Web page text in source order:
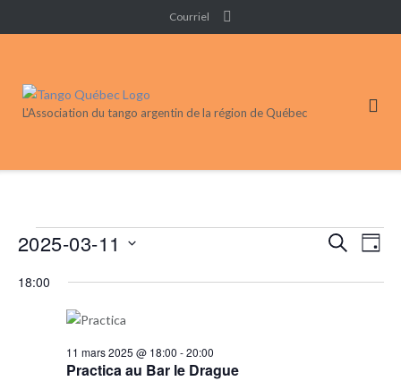
to
Courriel
L'Association du tango argentin de la région de Québec
Événements
11
mars
2025
JOUR
2025-03-11
une
18:00
Practica au Bar le Drague
11 mars 2025 @ 18:00 -20:00